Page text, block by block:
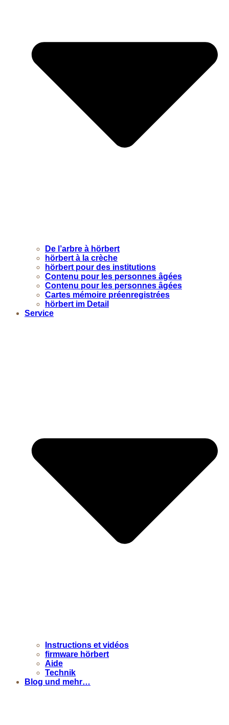
De l’arbre à hörbert
hörbert à la crèche
hörbert pour des institutions
Contenu pour les personnes âgées
Contenu pour les personnes âgées
Cartes mémoire préenregistrées
hörbert im Detail
Service
Instructions et vidéos
firmware hörbert
Aide
Technik
Blog und mehr…